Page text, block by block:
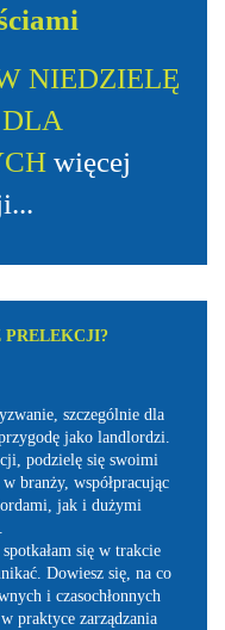
NIEDZIELĘ
więcej
PRELEKCJI?
szczególnie dla
jako landlordzi.
podzielę się swoimi
branży, współpracując
jak i dużymi
się w trakcie
Dowiesz się, na co
i czasochłonnych
praktyce zarządzania